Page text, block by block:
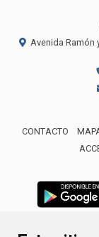
Avenida Ramón
CONTACTO